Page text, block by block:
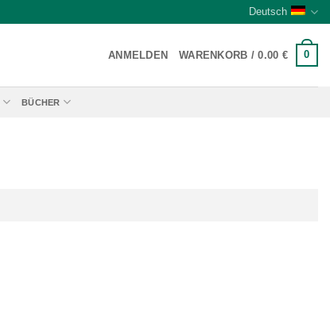
Deutsch
ANMELDEN WARENKORB /0.00 € 0
BÜCHER